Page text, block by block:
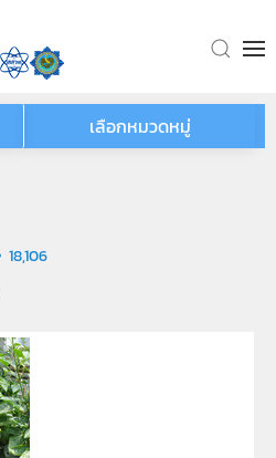
เลือกหมวดหมู่
18,106